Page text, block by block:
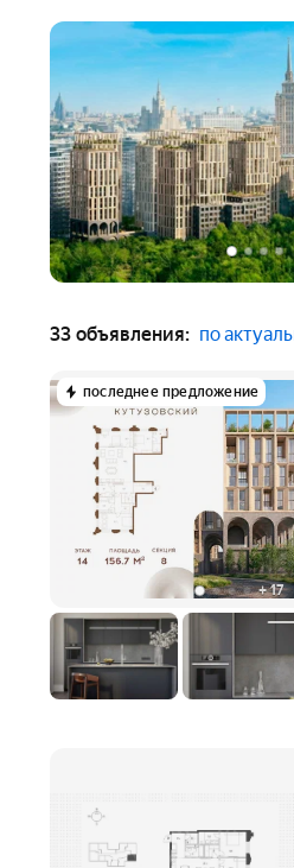
33 объявления: по
последнее предложение
+17